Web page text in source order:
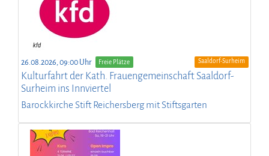
26.08.2026, 09:00 Uhr Freie Plätze Saaldorf-Surheim
Kulturfahrt der Kath. Frauengemeinschaft Saaldorf-
Surheim ins Innviertel
Barockkirche Stift Reichersberg mit Stiftsgarten